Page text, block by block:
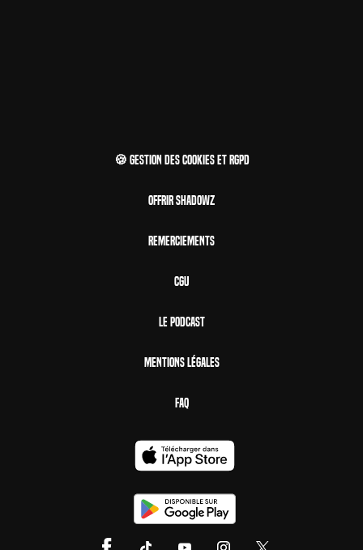
🍪 Gestion des cookies et RGPD
Offrir Shadowz
Remerciements
CGU
Le Podcast
Mentions Légales
FAQ